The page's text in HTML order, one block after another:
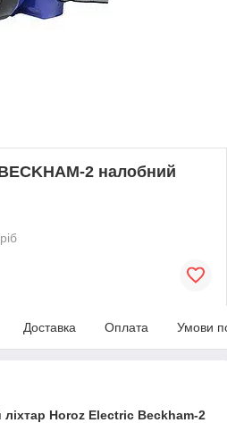
2 налобний
Доставка Оплата Умови
Horoz Electric Beckham-2